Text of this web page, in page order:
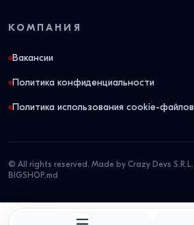
КОМПАНИЯ
Вакансии
Политика конфиденциальности
Политика использования cookie-файлов
© All rights reserved. Made by Crazy Devs S.R.L.
BIGSHOP.md